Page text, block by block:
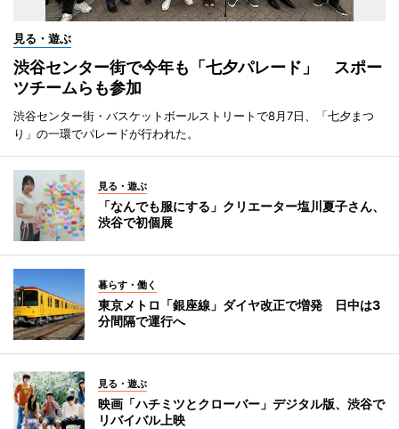
見る・遊ぶ
渋谷センター街で今年も「七夕パレード」 スポー
ツチームらも参加
渋谷センター街・バスケットボールストリートで8月7日、「七夕まつ
り」の一環でパレードが行われた。
見る・遊ぶ
「なんでも服にする」クリエーター塩川夏子さん、
渋谷で初個展
暮らす・働く
東京メトロ「銀座線」ダイヤ改正で増発 日中は3
分間隔で運行へ
見る・遊ぶ
映画「ハチミツとクローバー」デジタル版、渋谷で
リバイバル上映